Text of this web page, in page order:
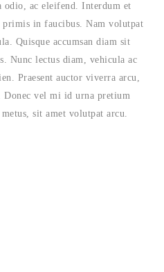
odio, ac eleifend. Interdum et
primis in faucibus. Nam volutpat
Quisque accumsan diam sit
Nunc lectus diam, vehicula ac
Praesent auctor viverra arcu,
Donec vel mi id urna pretium
sit amet volutpat arcu.